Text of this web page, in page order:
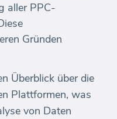
aller PPC-
Gründen
Überblick über die
Plattformen, was
von Daten